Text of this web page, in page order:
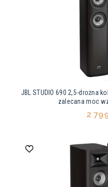
JBL STUDIO 690 2,5-drożna
zalecana moc
2